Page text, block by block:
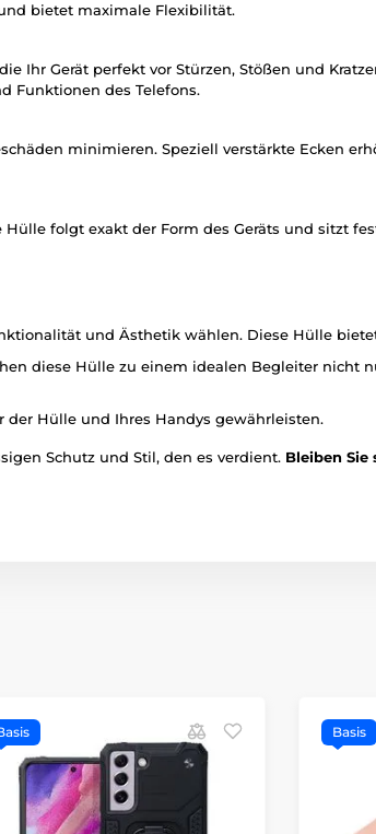
bietet maximale Flexibilität.
Ihr Gerät perfekt vor Stürzen, Stößen und
Funktionen des Telefons.
minimieren. Speziell verstärkte Ecken
folgt exakt der Form des Geräts und sitzt
und Ästhetik wählen. Diese Hülle
diese Hülle zu einem idealen Begleiter nicht
Hülle und Ihres Handys gewährleisten.
Schutz und Stil, den es verdient. Bleiben Sie
Basis